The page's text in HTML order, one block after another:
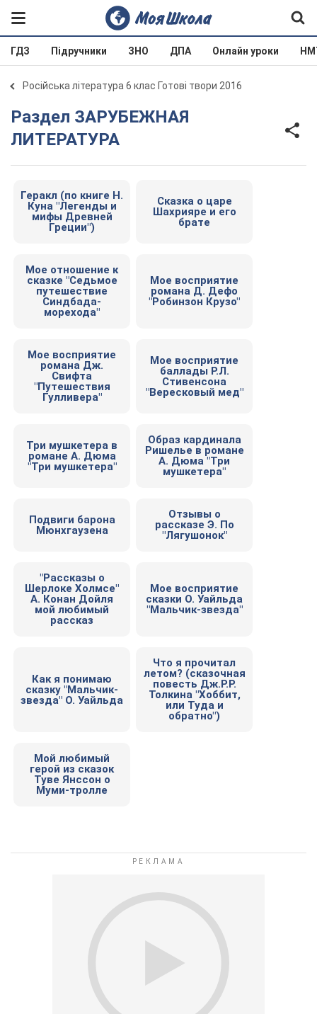
ГДЗ Підручники ЗНО ДПА Онлайн уроки
Російська література 6 клас Готові твори 2016
Раздел ЗАРУБЕЖНАЯ
ЛИТЕРАТУРА
Геракл (по книге Н.
Куна "Легенды и
мифы Древней
Греции")
Сказка о царе
Шахрияре и его
брате
Мое отношение к
сказке "Седьмое
путешествие
Синдбада-
морехода"
Мое восприятие
романа Д. Дефо
"Робинзон Крузо"
Мое восприятие
романа Дж.
Свифта
"Путешествия
Гулливера"
Мое восприятие
баллады Р.Л.
Стивенсона
"Вересковый мед"
Три мушкетера в
романе А. Дюма
"Три мушкетера"
Образ кардинала
Ришелье в романе
А. Дюма "Три
мушкетера"
Подвиги барона
Мюнхгаузена
Отзывы о
рассказе Э. По
"Лягушонок"
"Рассказы о
Шерлоке Холмсе"
А. Конан Дойля
мой любимый
рассказ
Мое восприятие
сказки О. Уайльда
"Мальчик-звезда"
Как я понимаю
сказку "Мальчик-
звезда" О. Уайльда
Что я прочитал
летом? (сказочная
повесть Дж.Р.Р.
Толкина "Хоббит,
или Туда и
обратно")
Мой любимый
герой из сказок
Туве Янссон о
Муми-тролле